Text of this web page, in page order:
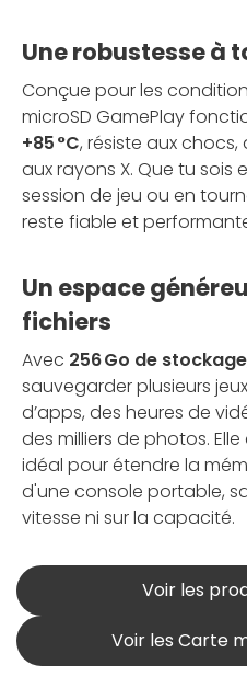
Une robustesse à
Conçue pour les
microSD GamePlay
+85 °C, résiste aux
aux rayons X. Que tu sois
session de jeu ou en
reste fiable et
Un espace
fichiers
Avec 256 Go de stockage
sauvegarder plusieurs
d’apps, des heures de
des milliers de photos.
idéal pour étendre la
d'une console portable,
vitesse ni sur la capacité.
Voir les
Voir les Carte